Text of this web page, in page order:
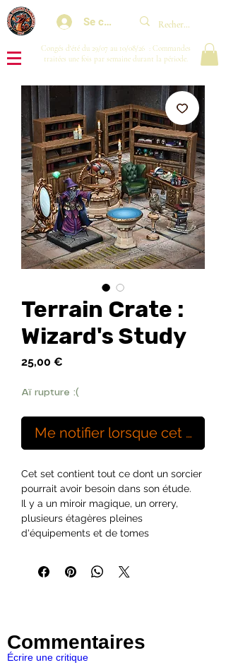
Se connecter
Congés d'été du 29/07 au 10/08/26 : Commandes
traitées une fois par semaine durant la période.
Terrain Crate :
Wizard's Study
25,00 €
Aï rupture :(
Me notifier lorsque cet
Cet set contient tout ce dont un sorcier
pourrait avoir besoin dans son étude.
Il y a un miroir magique, un orrery,
plusieurs étagères pleines
d'équipements et de tomes
2x armoires marron
2x coins de bibliothèque marron
Commentaires
Écrire une critique